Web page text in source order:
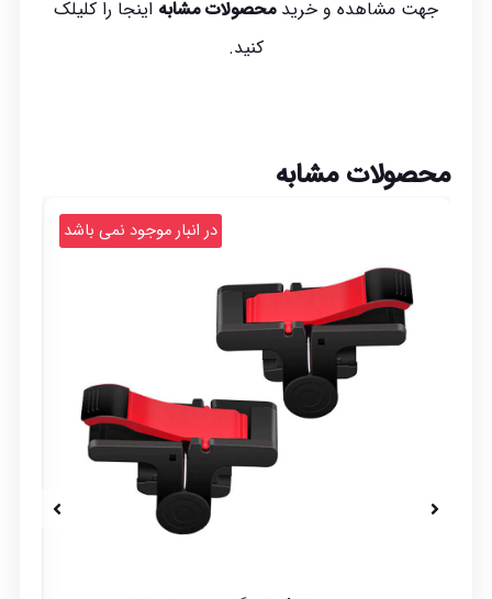
جهت مشاهده و خریدمحصولات مشابه اینجا را کلیلک
کنید.
محصولات مشابه
در انبار موجود نمی باشد